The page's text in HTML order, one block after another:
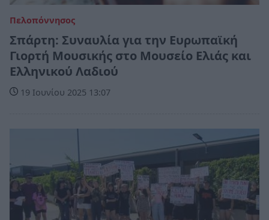
Πελοπόννησος
Σπάρτη: Συναυλία για την Ευρωπαϊκή
Γιορτή Μουσικής στο Μουσείο Ελιάς και
Ελληνικού Λαδιού
19 Ιουνίου 2025 13:07